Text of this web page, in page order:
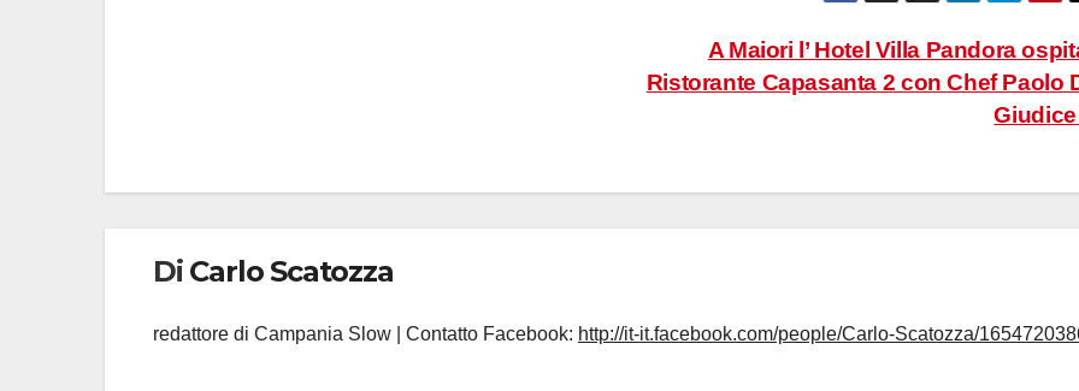
A Maiori l’ Hotel Villa Pandora
Ristorante Capasanta 2 con Chef Paolo
Di Carlo Scatozza
redattore di Campania Slow | Contatto Facebook: http://it-it.facebook.com/people/Carlo-Scatozza/